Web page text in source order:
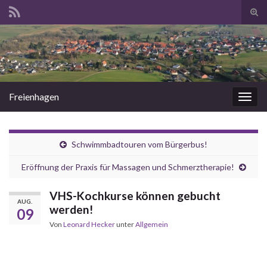
Search for:
Freienhagen
Schwimmbadtouren vom Bürgerbus!
Eröffnung der Praxis für Massagen und Schmerztherapie!
AUG.
09
VHS-Kochkurse können gebucht
werden!
Von Leonard HeckerunterAllgemein